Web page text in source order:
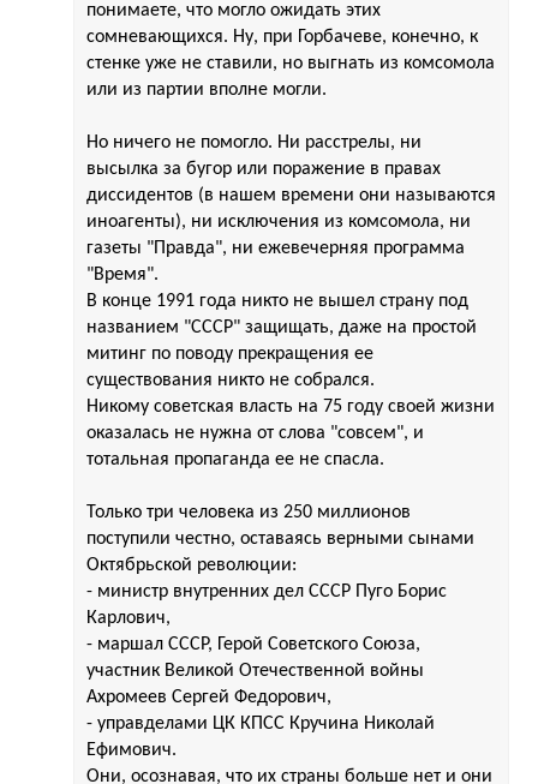
понимаете, что могло ожидать этих
сомневающихся. Ну, при Горбачеве, конечно, к
стенке уже не ставили, но выгнать из комсомола
или из партии вполне могли.
Но ничего не помогло. Ни расстрелы, ни
высылка за бугор или поражение в правах
диссидентов (в нашем времени они называются
иноагенты), ни исключения из комсомола, ни
газеты "Правда", ни ежевечерняя программа
"Время".
В конце 1991 года никто не вышел страну под
названием "СССР" защищать, даже на простой
митинг по поводу прекращения ее
существования никто не собрался.
Никому советская власть на 75 году своей жизни
оказалась не нужна от слова "совсем", и
тотальная пропаганда ее не спасла.
Только три человека из 250 миллионов
поступили честно, оставаясь верными сынами
Октябрьской революции:
- министр внутренних дел СССР Пуго Борис
Карлович,
- маршал СССР, Герой Советского Союза,
участник Великой Отечественной войны
Ахромеев Сергей Федорович,
- управделами ЦК КПСС Кручина Николай
Ефимович.
Они, осознавая, что их страны больше нет и они